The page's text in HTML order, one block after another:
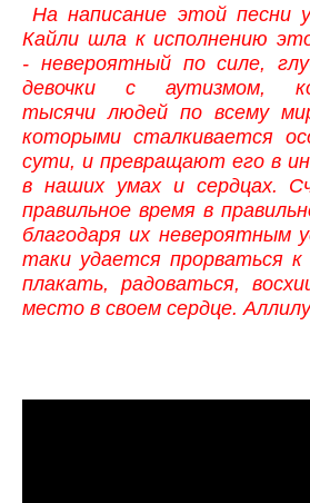
На написание этой песни
Кайли шла к исполнению
- невероятный по силе,
девочки с аутизмом,
тысячи людей по всему
которыми сталкивается
сути, и превращают его в
в наших умах и сердцах.
правильное время в
благодаря их невероятным
таки удается прорваться
плакать, радоваться,
место в своем сердце.